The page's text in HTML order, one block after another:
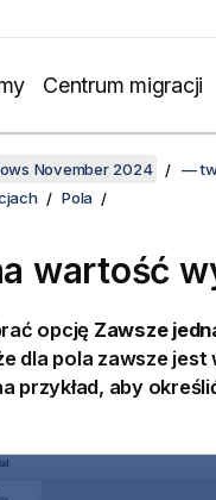
Centrum migracji
November 2024 —
Pola
wartość
opcję Zawsze
dla pola zawsze
przykład, aby